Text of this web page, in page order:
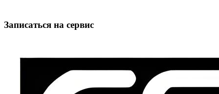
Записаться на сервис